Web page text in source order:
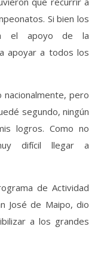
Si bien los
el apoyo de la
apoyar a todos los
nacionalmente, pero
segundo, ningún
logros. Como no
difícil llegar a
de Actividad
José de Maipo, dio
a los grandes